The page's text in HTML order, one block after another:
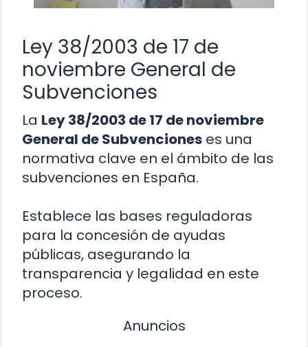
Ley 38/2003 de 17 de
noviembre General de
Subvenciones
La Ley 38/2003 de 17 de noviembre
General de Subvenciones es una
normativa clave en el ámbito de las
subvenciones en España.
Establece las bases reguladoras
para la concesión de ayudas
públicas, asegurando la
transparencia y legalidad en este
proceso.
Anuncios